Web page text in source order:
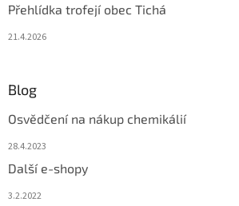
Přehlídka trofejí obec Tichá
21.4.2026
Blog
Osvědčení na nákup chemikálií
28.4.2023
Další e-shopy
3.2.2022